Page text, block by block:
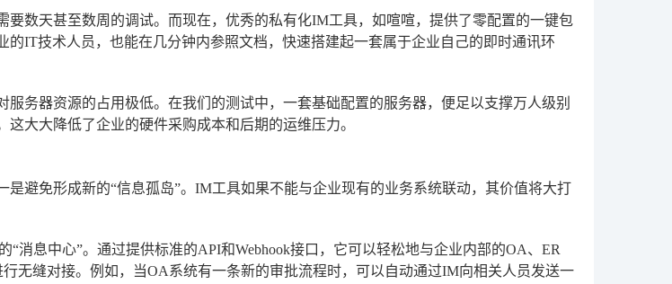
要数天甚至数周的调试。而现在，优秀的私有化IM工具，如喧喧，提供了零配置的一键包
的IT技术人员，也能在几分钟内参照文档，快速搭建起一套属于企业自己的即时通讯环
服务器资源的占用极低。在我们的测试中，一套基础配置的服务器，便足以支撑万人级别
这大大降低了企业的硬件采购成本和后期的运维压力。
是避免形成新的“信息孤岛”。IM工具如果不能与企业现有的业务系统联动，其价值将大打
“消息中心”。通过提供标准的API和Webhook接口，它可以轻松地与企业内部的OA、ER
无缝对接。例如，当OA系统有一条新的审批流程时，可以自动通过IM向相关人员发送一